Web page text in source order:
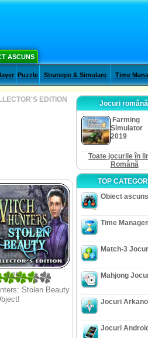
ASCUNS
Puzzle Strategie & Simulare Time
EDITION
3.25
12
Stolen Beauty
Jocuri română
Farming
Simulator
2019
Toate jocurile în
Română
TOP CATEGORII
Obiect ascuns
Time
Match-3
Mahjong
Jocuri
Jocuri Android